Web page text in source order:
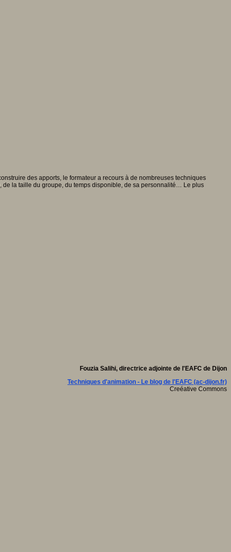
des apports, le formateur a recours à de nombreuses techniques
de la taille du groupe, du temps disponible, de sa personnalité… Le plus
Fouzia Salihi, directrice adjointe de l'EAFC de Dijon
Techniques d'animation - Le blog de l'EAFC (ac-dijon.fr)
Creéative Commons